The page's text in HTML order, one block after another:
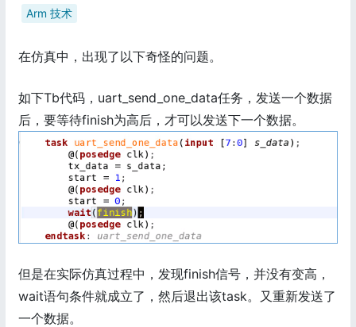
Arm 技术
在仿真中，出现了以下奇怪的问题。
如下Tb代码，uart_send_one_data任务，发送一个数据
后，要等待finish为高后，才可以发送下一个数据。
但是在实际仿真过程中，发现finish信号，并没有变高，
wait语句条件就成立了，然后退出该task。又重新发送了
一个数据。